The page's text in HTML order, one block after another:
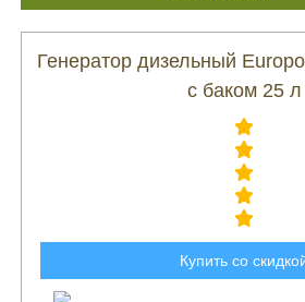
Генератор дизельный
с баком 25 л
Купить со